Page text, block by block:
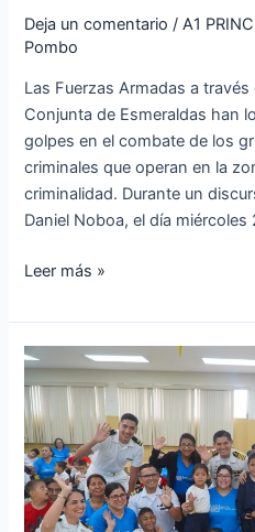
Deja un comentario / A1
Pombo
Las Fuerzas Armadas a través
Conjunta de Esmeraldas han
golpes en el combate de los
criminales que operan en la
criminalidad. Durante un
Daniel Noboa, el día
Leer más »
Agasajo
a
los
niños
y
niñas
con